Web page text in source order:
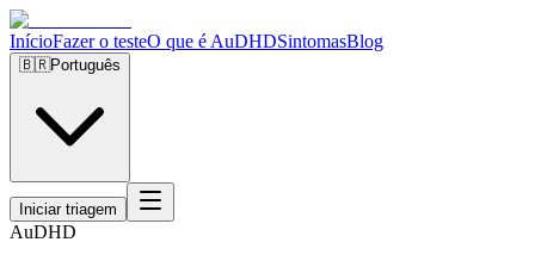
InícioFazer o testeO que é AuDHDSintomasBlog
🇧🇷Português
Iniciar triagem
AuDHD